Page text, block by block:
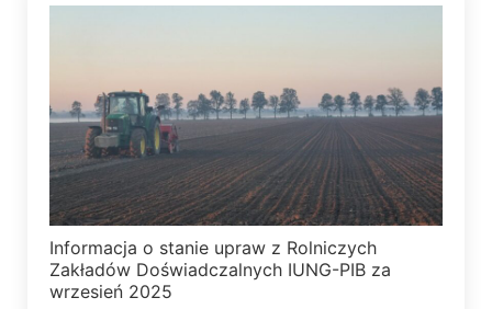
Informacja o stanie upraw z Rolniczych
Zakładów Doświadczalnych IUNG-PIB za
wrzesień 2025